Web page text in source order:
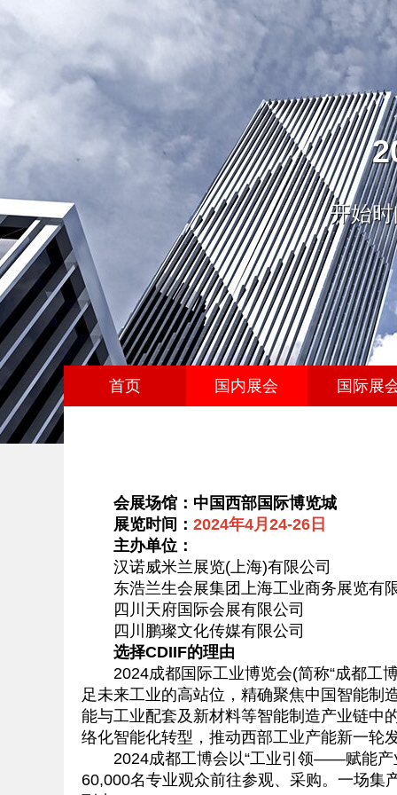
开始
首页 国内展会 国际展
会展场馆：中国西部国际博览城
展览时间： 2024年4月24-26日
主办单位：
汉诺威米兰展览(上海)有限公司
东浩兰生会展集团上海工业商务展览有
四川天府国际会展有限公司
四川鹏璨文化传媒有限公司
选择CDIIF的理由
2024成都国际工业博览会(简称“成都工博
足未来工业的高站位，精确聚焦中国智能制
能与工业配套及新材料等智能制造产业链中
络化智能化转型，推动西部工业产能新一轮
2024成都工博会以“工业引领——赋能产业
60,000名专业观众前往参观、采购。一场集